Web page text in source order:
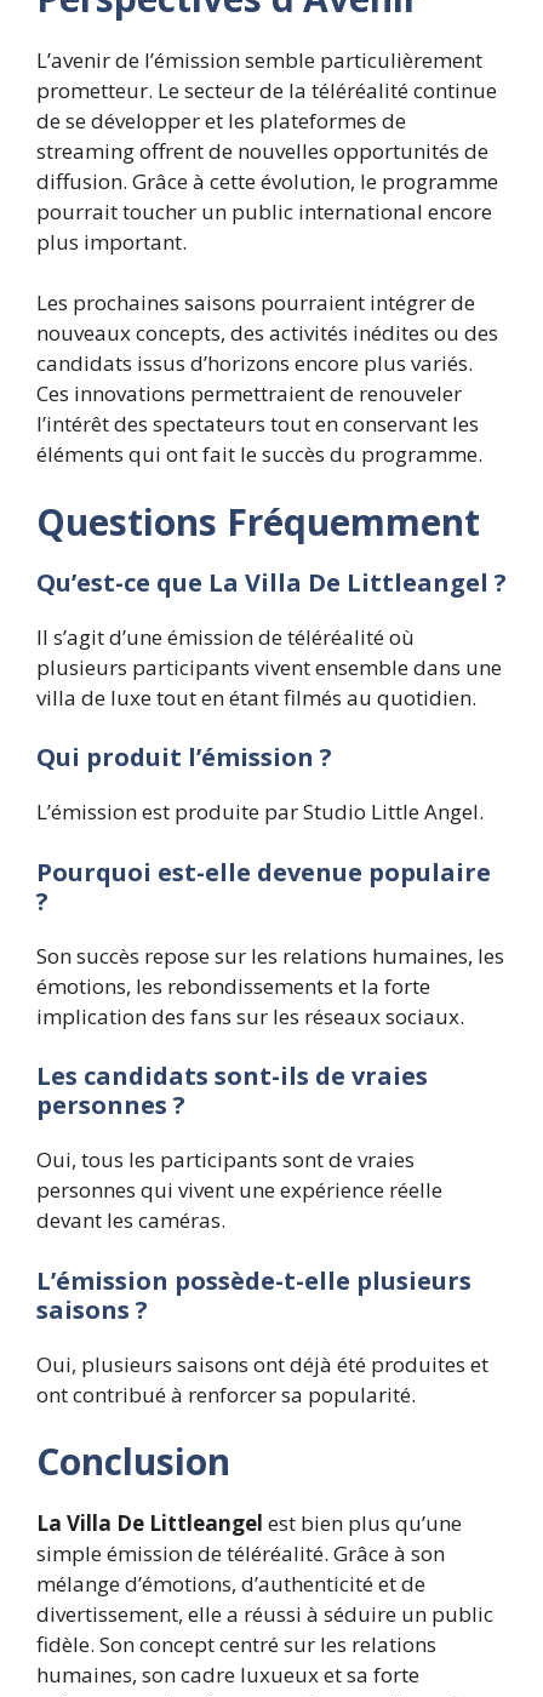
L’avenir de l’émission semble particulièrement
prometteur. Le secteur de la téléréalité continue
de se développer et les plateformes de
streaming offrent de nouvelles opportunités de
diffusion. Grâce à cette évolution, le programme
pourrait toucher un public international encore
plus important.
Les prochaines saisons pourraient intégrer de
nouveaux concepts, des activités inédites ou des
candidats issus d’horizons encore plus variés.
Ces innovations permettraient de renouveler
l’intérêt des spectateurs tout en conservant les
éléments qui ont fait le succès du programme.
Questions Fréquemment
Qu’est-ce que La Villa De Littleangel ?
Il s’agit d’une émission de téléréalité où
plusieurs participants vivent ensemble dans une
villa de luxe tout en étant filmés au quotidien.
Qui produit l’émission ?
L’émission est produite par Studio Little Angel.
Pourquoi est-elle devenue populaire
?
Son succès repose sur les relations humaines, les
émotions, les rebondissements et la forte
implication des fans sur les réseaux sociaux.
Les candidats sont-ils de vraies
personnes ?
Oui, tous les participants sont de vraies
personnes qui vivent une expérience réelle
devant les caméras.
L’émission possède-t-elle plusieurs
saisons ?
Oui, plusieurs saisons ont déjà été produites et
ont contribué à renforcer sa popularité.
Conclusion
La Villa De Littleangel est bien plus qu’une
simple émission de téléréalité. Grâce à son
mélange d’émotions, d’authenticité et de
divertissement, elle a réussi à séduire un public
fidèle. Son concept centré sur les relations
humaines, son cadre luxueux et sa forte